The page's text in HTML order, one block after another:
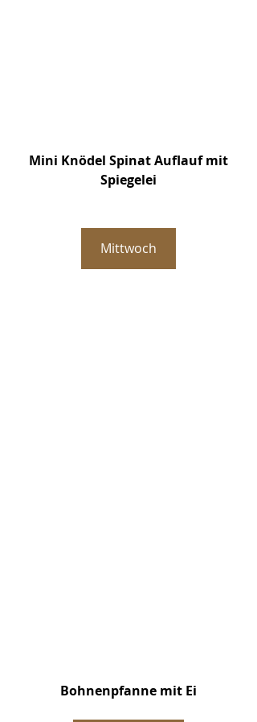
Mini Knödel Spinat Auflauf mit
Spiegelei
Mittwoch
Bohnenpfanne mit Ei